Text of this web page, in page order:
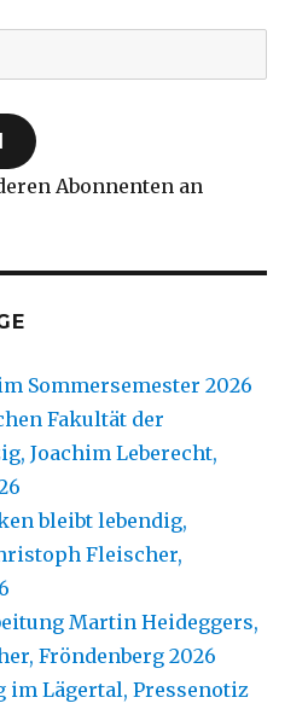
Abonnenten an
Sommersemester 2026
Fakultät der
Joachim Leberecht,
bleibt lebendig,
Fleischer,
Martin Heideggers,
Fröndenberg 2026
im Lägertal, Pressenotiz